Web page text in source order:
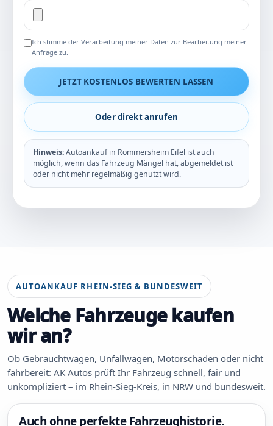
Ich stimme der Verarbeitung meiner Daten zur Bearbeitung meiner
Anfrage zu.
JETZT KOSTENLOS BEWERTEN LASSEN
Oder direkt anrufen
Hinweis:Autoankauf in Rommersheim Eifel ist auch
möglich, wenn das Fahrzeug Mängel hat, abgemeldet ist
oder nicht mehr regelmäßig genutzt wird.
AUTOANKAUF RHEIN-SIEG & BUNDESWEIT
Welche Fahrzeuge kaufen
wir an?
Ob Gebrauchtwagen, Unfallwagen, Motorschaden oder nicht
fahrbereit: AK Autos prüft Ihr Fahrzeug schnell, fair und
unkompliziert – im Rhein-Sieg-Kreis, in NRW und bundesweit.
Auch ohne perfekte Fahrzeughistorie.